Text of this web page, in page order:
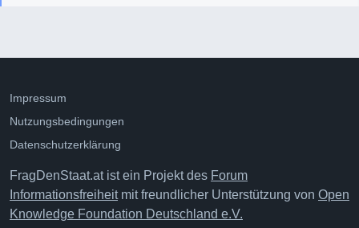
Impressum
Nutzungsbedingungen
Datenschutzerklärung
FragDenStaat.at ist ein Projekt des Forum
Informationsfreiheitmit freundlicher Unterstützung von Open
Knowledge Foundation Deutschland e.V.